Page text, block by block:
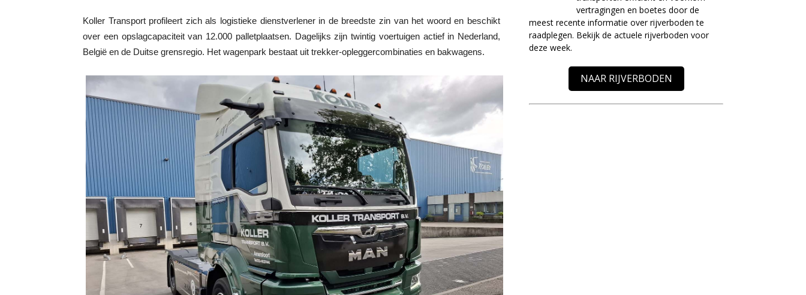
Koller Transport profileert zich als logistieke dienstverlener in de breedste zin van het woord en beschikt
over een opslagcapaciteit van 12.000 palletplaatsen. Dagelijks zijn twintig voertuigen actief in Nederland,
België en de Duitse grensregio. Het wagenpark bestaat uit trekker-opleggercombinaties en bakwagens.
vertragingen en boetes door de
meest recente informatie over rijverboden te
raadplegen. Bekijk de actuele rijverboden voor
deze week.
NAAR RIJVERBODEN